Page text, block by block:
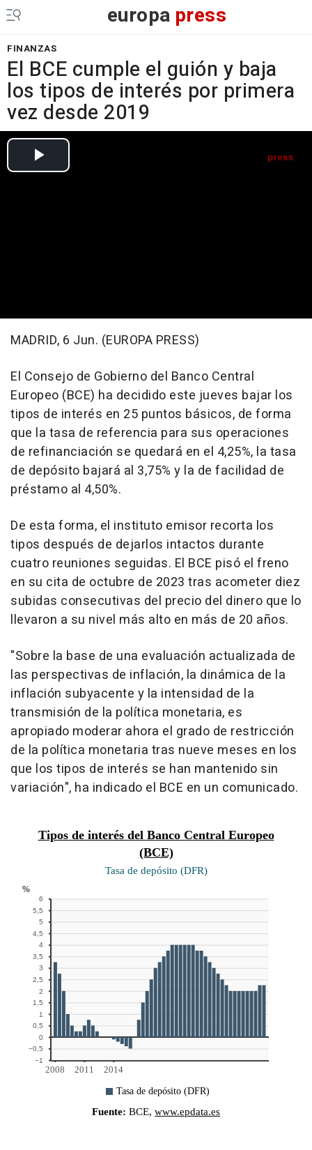
europa press
FINANZAS
El BCE cumple el guión y baja
los tipos de interés por primera
vez desde 2019
MADRID, 6 Jun. (EUROPA PRESS)
El Consejo de Gobierno del Banco Central
Europeo (BCE) ha decidido este jueves bajar los
tipos de interés en 25 puntos básicos, de forma
que la tasa de referencia para sus operaciones
de refinanciación se quedará en el 4,25%, la tasa
de depósito bajará al 3,75% y la de facilidad de
préstamo al 4,50%.
De esta forma, el instituto emisor recorta los
tipos después de dejarlos intactos durante
cuatro reuniones seguidas. El BCE pisó el freno
en su cita de octubre de 2023 tras acometer diez
subidas consecutivas del precio del dinero que lo
llevaron a su nivel más alto en más de 20 años.
"Sobre la base de una evaluación actualizada de
las perspectivas de inflación, la dinámica de la
inflación subyacente y la intensidad de la
transmisión de la política monetaria, es
apropiado moderar ahora el grado de restricción
de la política monetaria tras nueve meses en los
que los tipos de interés se han mantenido sin
variación", ha indicado el BCE en un comunicado.